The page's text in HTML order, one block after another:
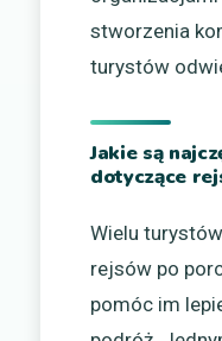
stworzenia
turystów
Jakie są
dotyczące
Wielu
rejsów po
pomóc im